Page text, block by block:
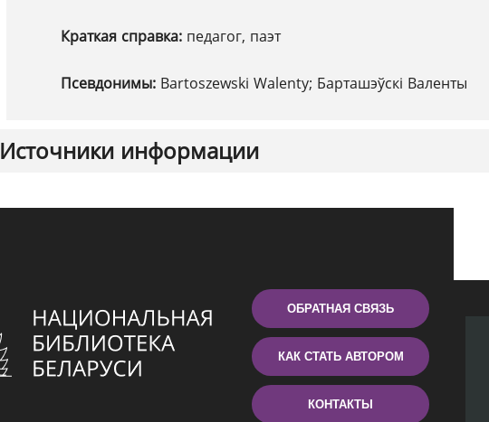
Краткая справка: педагог, паэт
Псевдонимы: Bartoszewskі Walenty; Барташэўскі Валенты
Источники информации
ОБРАТНАЯ СВЯЗЬ
КАК СТАТЬ АВТОРОМ
КОНТАКТЫ